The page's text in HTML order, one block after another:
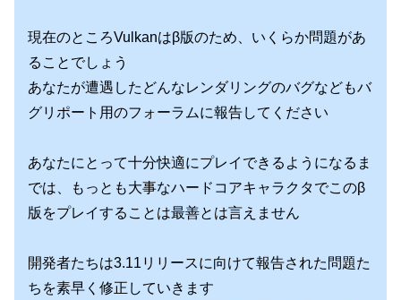
現在のところVulkanはβ版のため、いくらか問題があ
ることでしょう
あなたが遭遇したどんなレンダリングのバグなどもバ
グリポート用のフォーラムに報告してください
あなたにとって十分快適にプレイできるようになるま
では、もっとも大事なハードコアキャラクタでこのβ
版をプレイすることは最善とは言えません
開発者たちは3.11リリースに向けて報告された問題た
ちを素早く修正していきます